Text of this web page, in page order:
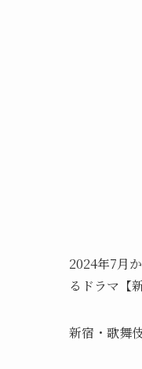
2024年7月
るドラマ【
新宿・歌舞